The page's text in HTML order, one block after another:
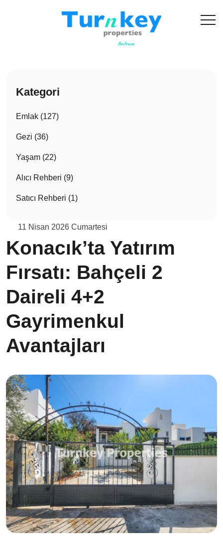
Kategori
Emlak (127)
Gezi (36)
Yaşam (22)
Alıcı Rehberi (9)
Satıcı Rehberi (1)
11 Nisan 2026 Cumartesi
Konacık’ta Yatırım
Fırsatı: Bahçeli 2
Daireli 4+2
Gayrimenkul
Avantajları